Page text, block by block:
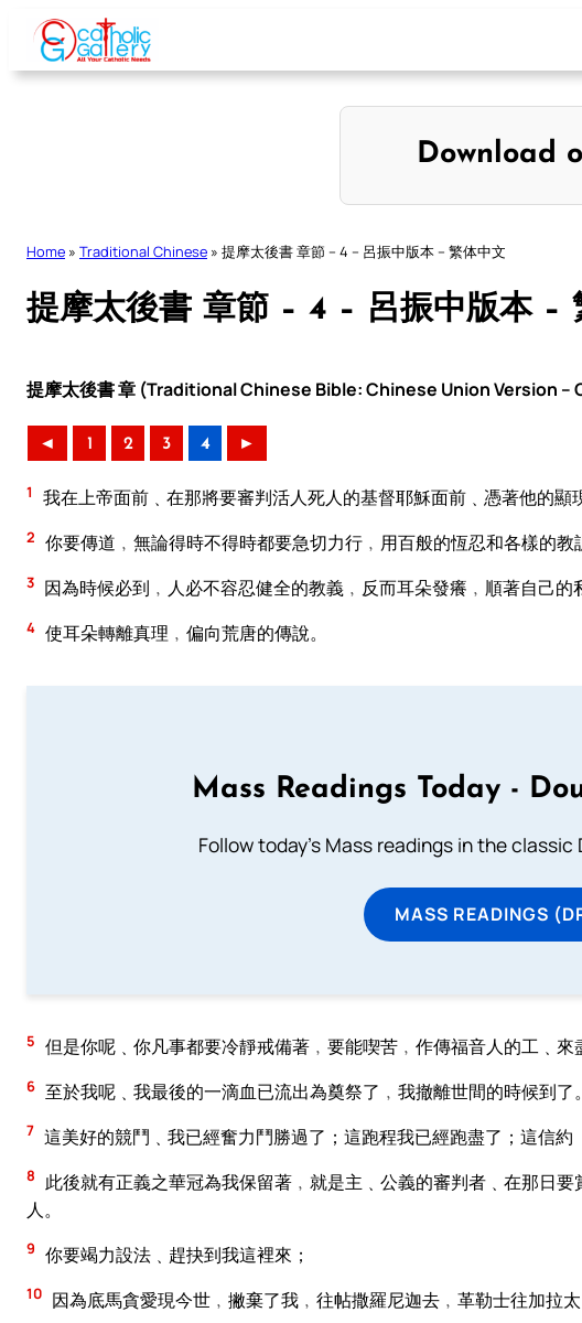
Skip
content
Download
Home » Traditional Chinese » 提摩太後書 章節 – 4 – 呂振中版本 – 繁体中文
提摩太後書 章節 – 4 – 呂振中版本 –
提摩太後書 章 (Traditional Chinese Bible: Chinese Union Version –
◄ 1 2 3 4 ►
1 我在上帝面前﹑在那將要審判活人死人的基督耶穌面前﹑憑著他的顯
2 你要傳道﹐無論得時不得時都要急切力行﹐用百般的恆忍和各樣的教
3 因為時候必到﹐人必不容忍健全的教義﹐反而耳朵發癢﹐順著自己的
4 使耳朵轉離真理﹐偏向荒唐的傳說。
Mass Readings Today -
Follow today's Mass readings in the classic
MASS READINGS
5 但是你呢﹑你凡事都要冷靜戒備著﹐要能喫苦﹐作傳福音人的工﹑來
6 至於我呢﹑我最後的一滴血已流出為奠祭了﹐我撤離世間的時候到了。
7 這美好的競鬥﹑我已經奮力鬥勝過了；這跑程我已經跑盡了；這信約
8
此後就有正義之華冠為我保留著﹐就是主﹑公義的審判者﹑在那日
人。
9 你要竭力設法﹑趕抉到我這裡來；
10 因為底馬貪愛現今世﹐撇棄了我﹐往帖撒羅尼迦去﹐革勒士往加拉